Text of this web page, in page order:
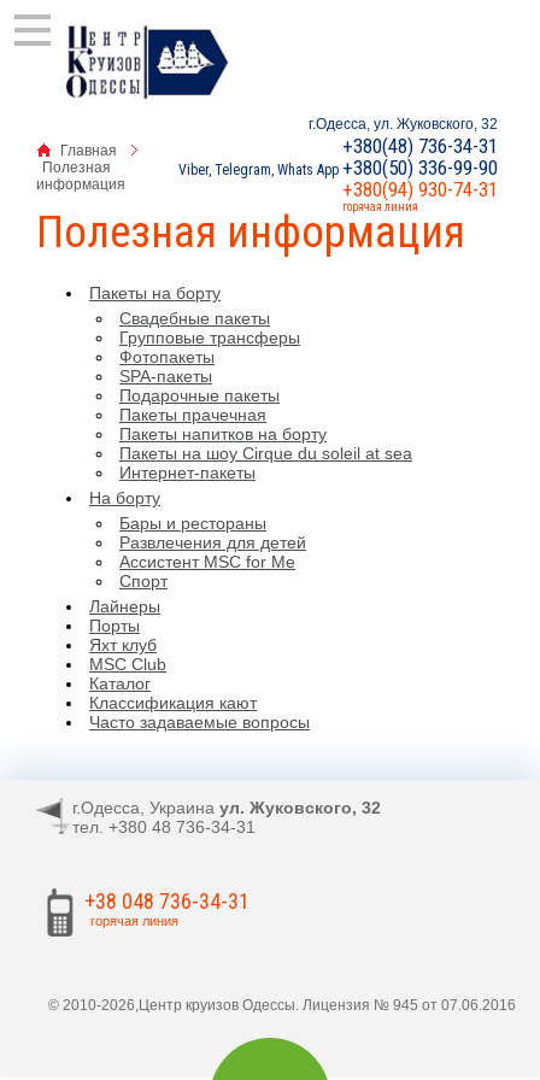
г.Одесса, ул. Жуковского, 32
+380(48) 736-34-31
Viber, Telegram, Whats App +380(50) 336-99-90
горячая линия
+380(94) 930-74-31
Главная
Полезная
информация
Полезная информация
Пакеты на борту
Свадебные пакеты
Групповые трансферы
Фотопакеты
SPA-пакеты
Подарочные пакеты
Пакеты прачечная
Пакеты напитков на борту
Пакеты на шоу Cirque du soleil at sea
Интернет-пакеты
На борту
Бары и рестораны
Развлечения для детей
Ассистент MSC for Me
Спорт
Лайнеры
Порты
Яхт клуб
MSC Club
Каталог
Классификация кают
Часто задаваемые вопросы
г.Одесса, Украина ул. Жуковского, 32
тел. +380 48 736-34-31
+38 048 736-34-31
горячая линия
© 2010-2026,Центр круизов Одессы. Лицензия № 945 от 07.06.2016